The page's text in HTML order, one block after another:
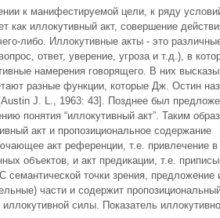
к манифестируемой цели, к ряду
как иллокутивный акт, совершение
либо. Иллокутивные акты - это
ответ, уверение, угроза и т.д.), в
намерения говорящего. В них
разные функции, которые Дж. Остин
J. L., 1963: 43]. Позднее был
понятия “иллокутивный акт”. Таким
акт и пропозициональное содержание
акт референции, т.е. привлечение в
объектов, и акт предикации, т.е.
семантической точки зрения, предложение
части и содержит
иллокутивной силы. Показатель